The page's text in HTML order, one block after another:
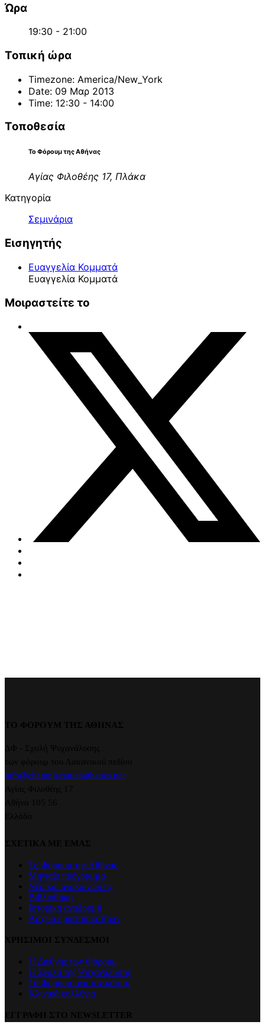
Ώρα
19:30 - 21:00
Τοπική ώρα
Timezone: America/New_York
Date: 09 Μαρ 2013
Time: 12:30 - 14:00
Τοποθεσία
Το Φόρουμ της Αθήνας
Αγίας Φιλοθέης 17, Πλάκα
Κατηγορία
Σεμινάρια
Εισηγητής
Ευαγγελία Κομματά
Ευαγγελία Κομματά
Μοιραστείτε το
info@champlacanienathenes.net
Το Φόρουμ της Αθήνας
Μηνιαίο πρόγραμμα
Νέα και ανακοινώσεις
Βιβλιοθήκη
Ιστορική αναδρομή
Αρχείο δραστηριοτήτων
Η Διεθνής των Φόρουμ
Η Σχολή της Ψυχανάλυσης
Τα Φόρουμ ανά τον κόσμο
Κλινικά κολλέγια